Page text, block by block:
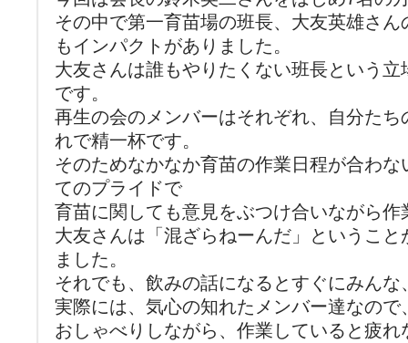
その中で第一育苗場の班長、大友英雄さ
もインパクトがありました。
大友さんは誰もやりたくない班長という
です。
再生の会のメンバーはそれぞれ、自分た
れで精一杯です。
そのためなかなか育苗の作業日程が合わ
てのプライドで
育苗に関しても意見をぶつけ合いながら
大友さんは「混ざらねーんだ」というこ
ました。
それでも、飲みの話になるとすぐにみん
実際には、気心の知れたメンバー達なので
おしゃべりしながら、作業していると疲